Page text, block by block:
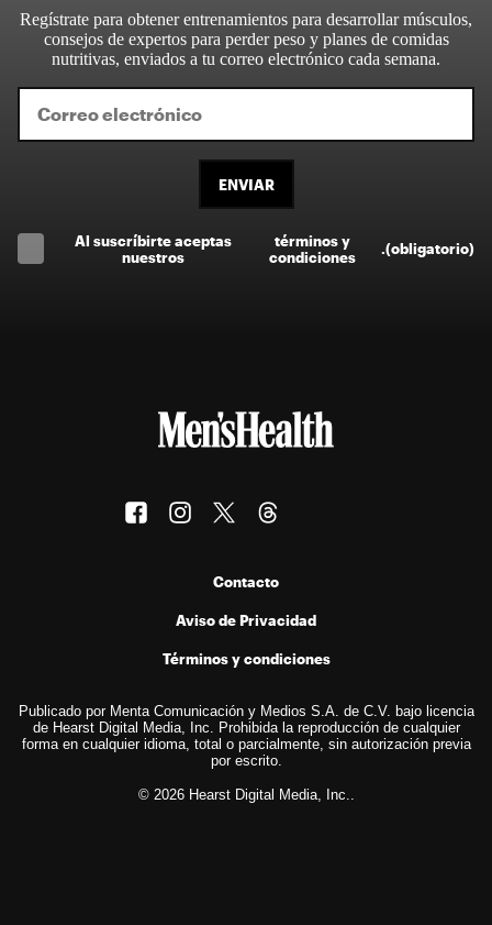
Regístrate para obtener entrenamientos para desarrollar músculos,
consejos de expertos para perder peso y planes de comidas
nutritivas, enviados a tu correo electrónico cada semana.
ENVIAR
Al suscríbirte aceptas
nuestros
términos y
condiciones
.(obligatorio)
Contacto
Aviso de Privacidad
Términos y condiciones
Publicado por Menta Comunicación y Medios S.A. de C.V. bajo licencia
de Hearst Digital Media, Inc. Prohibida la reproducción de cualquier
forma en cualquier idioma, total o parcialmente, sin autorización previa
por escrito.
© 2026 Hearst Digital Media, Inc..